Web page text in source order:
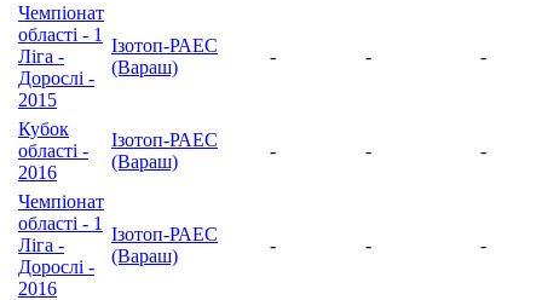
Чемпіонат
області - 1
Ліга -
Дорослі -
2015
Ізотоп-РАЕС
(Вараш)
- - -
Кубок
області -
2016
Ізотоп-РАЕС
(Вараш)
- - -
Чемпіонат
області - 1
Ліга -
Дорослі -
2016
Ізотоп-РАЕС
(Вараш)
- - -